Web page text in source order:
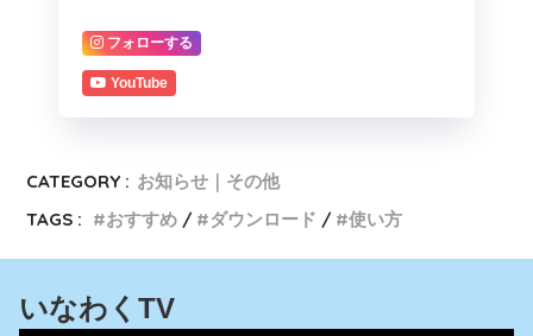
フォローする
YouTube
CATEGORY : お知らせ｜その他
TAGS :
おすすめ ダウンロード 使い方
いなわくTV